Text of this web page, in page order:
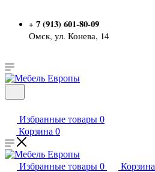
+ 7 (913) 601-80-09
Омск, ул. Конева, 14
Избранные товары 0
Корзина 0
Избранные товары 0 Корзина